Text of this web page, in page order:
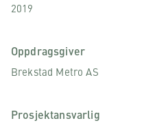
2019
Oppdragsgiver
Brekstad Metro AS
Prosjektansvarlig